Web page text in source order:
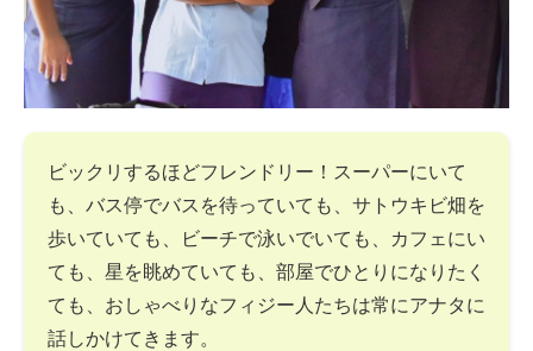
ビックリするほどフレンドリー！スーパーにいて
も、バス停でバスを待っていても、サトウキビ畑を
歩いていても、ビーチで泳いでいても、カフェにい
ても、星を眺めていても、部屋でひとりになりたく
ても、おしゃべりなフィジー人たちは常にアナタに
話しかけてきます。